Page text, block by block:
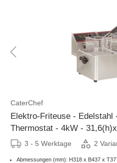
CaterChef
Elektro-Friteuse - Edelstahl
Thermostat - 4kW -
3 - 5 Werktage 2
Abmessungen (mm): H318 x B437 x